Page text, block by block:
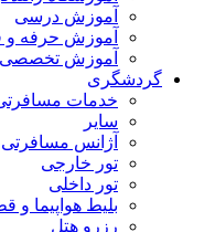
آموزش درسی
آموزش حرفه و فن
آموزش تخصصی
گردشگری
خدمات مسافرتی
سایر
آژانس مسافرتی
تور خارجی
تور داخلی
بلیط هواپیما و قطار
رزرو هتل